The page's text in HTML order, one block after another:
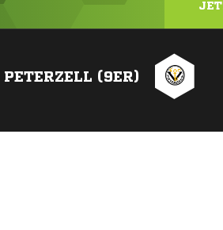
PETERZELL (9ER)